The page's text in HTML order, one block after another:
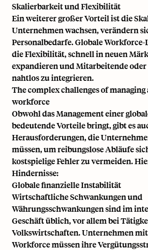
Skalierbarkeit und Flexibilität
Ein weiterer großer Vorteil ist die
Unternehmen wachsen, verändern
Personalbedarfe. Globale
die Flexibilität, schnell in neuen
expandieren und Mitarbeitende
nahtlos zu integrieren.
The complex challenges of managing
workforce
Obwohl das Management einer
bedeutende Vorteile bringt, gibt es
Herausforderungen, die
müssen, um reibungslose Abläufe
kostspielige Fehler zu vermeiden.
Hindernisse:
Globale finanzielle Instabilität
Wirtschaftliche Schwankungen und
Währungsschwankungen sind im
Geschäft üblich, vor allem bei
Volkswirtschaften. Unternehmen
Workforce müssen ihre